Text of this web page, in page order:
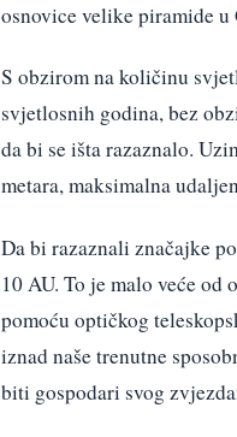
osnovice velike piramide
S obzirom na količinu
svjetlosnih godina, bez
da bi se išta razaznalo.
metara, maksimalna
Da bi razaznali značajke
10 AU. To je malo veće
pomoću optičkog
iznad naše trenutne
biti gospodari svog